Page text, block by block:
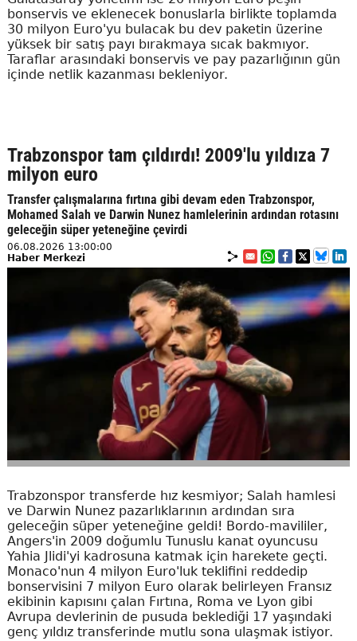
bonservis ve eklenecek bonuslarla birlikte toplamda
30 milyon Euro'yu bulacak bu dev paketin üzerine
yüksek bir satış payı bırakmaya sıcak bakmıyor.
Taraflar arasındaki bonservis ve pay pazarlığının gün
içinde netlik kazanması bekleniyor.
Trabzonspor tam çıldırdı! 2009'lu yıldıza 7
milyon euro
Transfer çalışmalarına fırtına gibi devam eden Trabzonspor,
Mohamed Salah ve Darwin Nunez hamlelerinin ardından rotasını
geleceğin süper yeteneğine çevirdi
06.08.2026 13:00:00
Haber Merkezi
Trabzonspor transferde hız kesmiyor; Salah hamlesi
ve Darwin Nunez pazarlıklarının ardından sıra
geleceğin süper yeteneğine geldi! Bordo-mavililer,
Angers'in 2009 doğumlu Tunuslu kanat oyuncusu
Yahia Jlidi'yi kadrosuna katmak için harekete geçti.
Monaco'nun 4 milyon Euro'luk teklifini reddedip
bonservisini 7 milyon Euro olarak belirleyen Fransız
ekibinin kapısını çalan Fırtına, Roma ve Lyon gibi
Avrupa devlerinin de pusuda beklediği 17 yaşındaki
genç yıldız transferinde mutlu sona ulaşmak istiyor.